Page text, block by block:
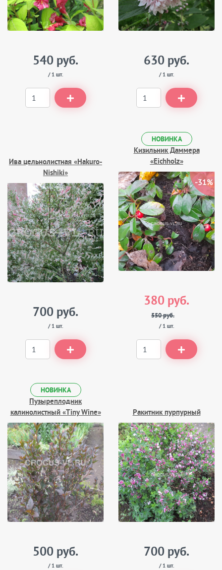
540 руб.
/ 1 шт.
630 руб.
/ 1 шт.
Ива цельнолистная «Hakuro-
Nishiki»
700 руб.
/ 1 шт.
НОВИНКА
Кизильник Даммера
«Eichholz»
-31%
380 руб.
550 руб.
/ 1 шт.
НОВИНКА
Пузыреплодник
калинолистный «Tiny Wine»
500 руб.
/ 1 шт.
Ракитник пурпурный
700 руб.
/ 1 шт.